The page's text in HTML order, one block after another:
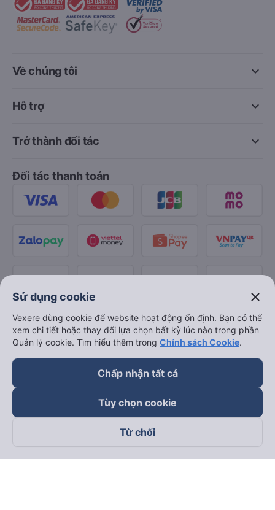
keyboard_arrow_down
Về chúng tôi
keyboard_arrow_down
Hỗ trợ
keyboard_arrow_down
Trở thành đối tác
Đối tác thanh toán
Theo dõi chúng tôi trên
Sử dụng cookie close
Vexere dùng cookie để website hoạt động ổn định. Bạn có thể
xem chi tiết hoặc thay đổi lựa chọn bất kỳ lúc nào trong phần
Quản lý cookie. Tìm hiểu thêm trong Chính sách Cookie.
Chấp nhận tất cả
Tùy chọn cookie
Từ chối